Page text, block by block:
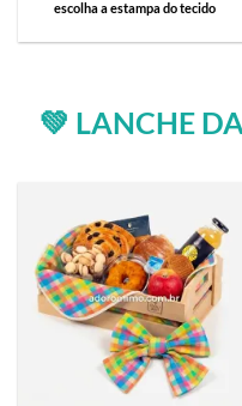
escolha a estampa do tecido
💚 LANCHE